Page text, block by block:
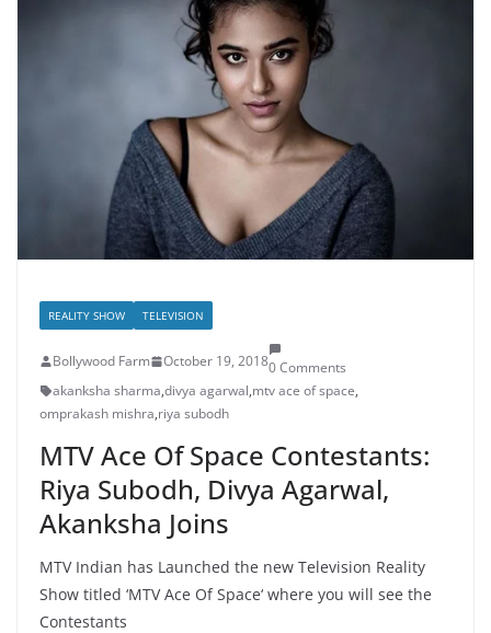
REALITY SHOW TELEVISION
Bollywood Farm October 19, 20180 Comments
akanksha sharma,divya agarwal,mtv ace of space,
omprakash mishra,riya subodh
MTV Ace Of Space Contestants:
Riya Subodh, Divya Agarwal,
Akanksha Joins
MTV Indian has Launched the new Television Reality
Show titled ‘MTV Ace Of Space‘ where you will see the
Contestants